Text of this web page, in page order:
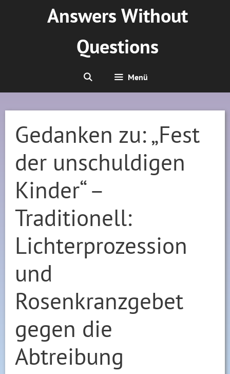
Answers Without
Questions
Menü
Gedanken zu: „Fest
der unschuldigen
Kinder“ –
Traditionell:
Lichterprozession
und
Rosenkranzgebet
gegen die
Abtreibung